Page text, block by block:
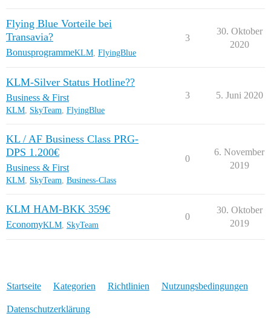
Flying Blue Vorteile bei
Transavia?
BonusprogrammeKLM FlyingBlue
3
30. Oktober
2020
KLM-Silver Status Hotline??
Business & First
KLM, SkyTeam, FlyingBlue
3 5. Juni 2020
KL / AF Business Class PRG-
DPS 1.200€
Business & First
KLM, SkyTeam, Business-Class
0
6. November
2019
KLM HAM-BKK 359€
EconomyKLM SkyTeam
0
30. Oktober
2019
Startseite Kategorien Richtlinien Nutzungsbedingungen
Datenschutzerklärung